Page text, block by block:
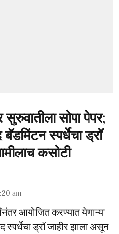
सोपा पेपर;
स्पर्धेचा ड्रॉ
कसोटी
am
आयोजित करण्यात येणाऱ्या
ड्रॉ जाहीर झाला असून